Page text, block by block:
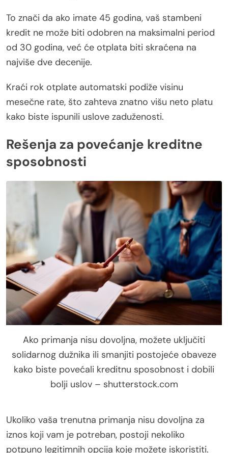
To znači da ako imate 45 godina, vaš stambeni
kredit ne može biti odobren na maksimalni period
od 30 godina, već će otplata biti skraćena na
najviše dve decenije.
Kraći rok otplate automatski podiže visinu
mesečne rate, što zahteva znatno višu neto platu
kako biste ispunili uslove zaduženosti.
Rešenja za povećanje kreditne
sposobnosti
Ako primanja nisu dovoljna, možete uključiti
solidarnog dužnika ili smanjiti postojeće obaveze
kako biste povećali kreditnu sposobnost i dobili
bolji uslov – shutterstock.com
Ukoliko vaša trenutna primanja nisu dovoljna za
iznos koji vam je potreban, postoji nekoliko
potpuno legitimnih opcija koje možete iskoristiti.